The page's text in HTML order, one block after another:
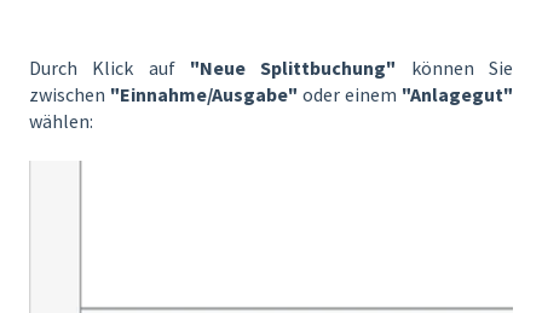
Durch Klick auf "Neue Splittbuchung" können Sie
zwischen "Einnahme/Ausgabe" oder einem "Anlagegut"
wählen: